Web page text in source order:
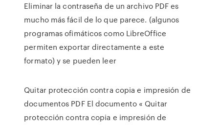
Eliminar la contraseña de un archivo PDF es
mucho más fácil de lo que parece. (algunos
programas ofimáticos como LibreOffice
permiten exportar directamente a este
formato) y se pueden leer
Quitar protección contra copia e impresión de
documentos PDF El documento « Quitar
protección contra copia e impresión de